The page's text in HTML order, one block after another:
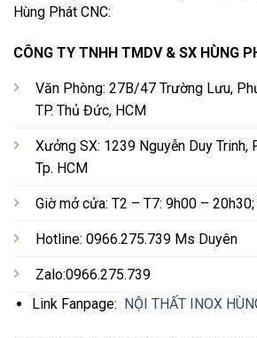
Hùng Phát CNC:
CÔNG TY TNHH TMDV & SX HÙNG
Văn Phòng: 27B/47 Trường Lưu,
TP. Thủ Đức, HCM
Xưởng SX: 1239 Nguyễn Duy Trinh,
Tp. HCM
Giờ mở cửa: T2 – T7: 9h00 –
Hotline: 0966.275.739 Ms Duyên
Zalo:0966.275.739
Link Fanpage: NỘI THẤT INOX